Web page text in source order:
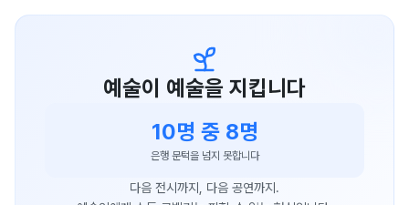
예술이 예술을 지킵니다
10명 중 8명
은행 문턱을 넘지 못합니다
다음 전시까지, 다음 공연까지.